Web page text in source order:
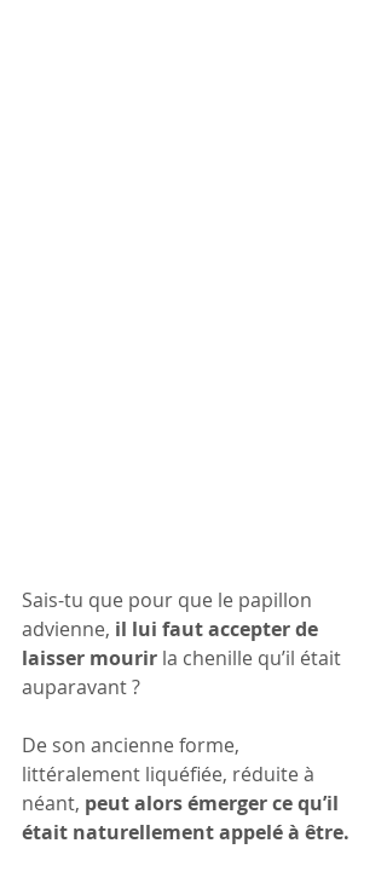
Sais-tu que pour que le papillon
advienne, il lui faut accepter de
laisser mourir la chenille qu’il était
auparavant ?
De son ancienne forme,
littéralement liquéfiée, réduite à
néant, peut alors émerger ce qu’il
était naturellement appelé à être.